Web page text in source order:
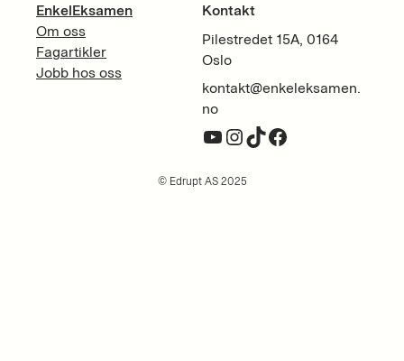
EnkelEksamen
Om oss
Fagartikler
Jobb hos oss
Kontakt
Pilestredet 15A, 0164
Oslo
kontakt@enkeleksamen.
no
YouTube InstagramTikTok Facebook
© Edrupt AS 2025